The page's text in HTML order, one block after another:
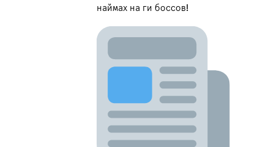
наймах на ги боссов!